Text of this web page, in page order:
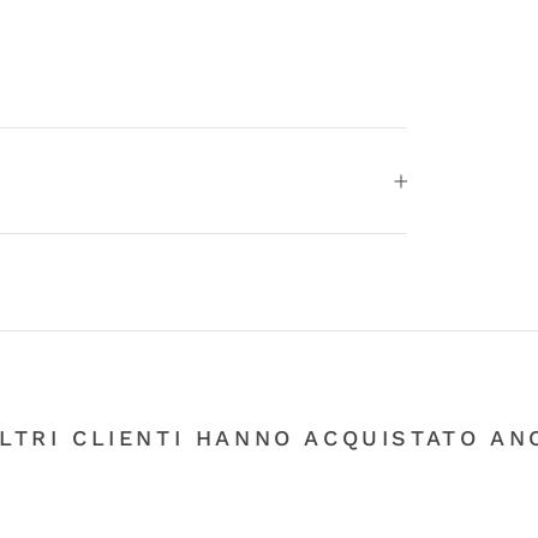
CLIENTI HANNO ACQUISTATO